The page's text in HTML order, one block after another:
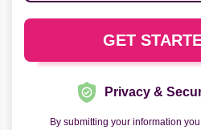
Privacy &
By submitting your information